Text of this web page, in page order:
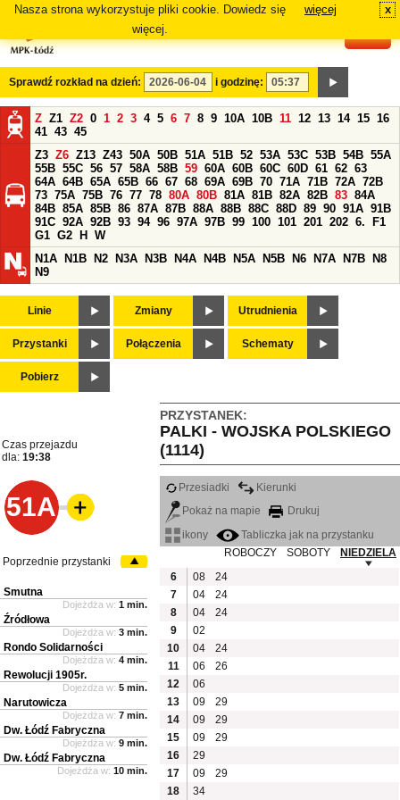
Nasza strona wykorzystuje pliki cookie. Dowiedz się
więcej.
więcej x
Sprawdź rozkład na dzień: i godzinę:
Z Z1 Z2 0 1 2 3 4 5 6 7 8 9 10A 10B 11 12 13 14 15 16
41 43 45
Z3 Z6 Z13 Z43 50A 50B 51A 51B 52 53A 53C 53B 54B 55A
55B 55C 56 57 58A 58B 59 60A 60B 60C 60D 61 62 63
64A 64B 65A 65B 66 67 68 69A 69B 70 71A 71B 72A 72B
73 75A 75B 76 77 78 80A 80B 81A 81B 82A 82B 83 84A
84B 85A 85B 86 87A 87B 88A 88B 88C 88D 89 90 91A 91B
91C 92A 92B 93 94 96 97A 97B 99 100 101 201 202 6.
F1
G1 G2 H
W
N1A
N1B N2 N3A N3B N4A N4B N5A N5B N6 N7A N7B
N8
N9
Linie Zmiany Utrudnienia
Przystanki Połączenia Schematy
Pobierz
PRZYSTANEK:
PALKI - WOJSKA POLSKIEGO
(1114)
Czas przejazdu
dla: 19:38
51A
Przesiadki
Kierunki
Pokaż na mapie
Drukuj
ikony
Tabliczka jak na przystanku
ROBOCZY
SOBOTY
NIEDZIELA
6
08
24
7
04
24
8
04
24
9
02
10
04
24
11
06
26
12
06
13
09
29
14
09
29
15
09
29
16
29
17
09
29
18
34
Poprzednie przystanki
Smutna
Dojeżdża w: 1 min.
Źródłowa
Dojeżdża w: 3 min.
Rondo Solidarności
Dojeżdża w: 4 min.
Rewolucji 1905r.
Dojeżdża w: 5 min.
Narutowicza
Dojeżdża w: 7 min.
Dw. Łódź Fabryczna
Dojeżdża w: 9 min.
Dw. Łódź Fabryczna
Dojeżdża w: 10 min.